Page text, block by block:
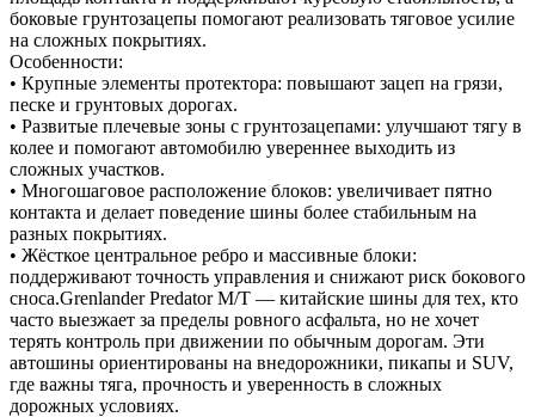
боковые грунтозацепы помогают реализовать тяговое усилие
на сложных покрытиях.
Особенности:
• Крупные элементы протектора: повышают зацеп на грязи,
песке и грунтовых дорогах.
• Развитые плечевые зоны с грунтозацепами: улучшают тягу в
колее и помогают автомобилю увереннее выходить из
сложных участков.
• Многошаговое расположение блоков: увеличивает пятно
контакта и делает поведение шины более стабильным на
разных покрытиях.
• Жёсткое центральное ребро и массивные блоки:
поддерживают точность управления и снижают риск бокового
сноса.Grenlander Predator M/T — китайские шины для тех, кто
часто выезжает за пределы ровного асфальта, но не хочет
терять контроль при движении по обычным дорогам. Эти
автошины ориентированы на внедорожники, пикапы и SUV,
где важны тяга, прочность и уверенность в сложных
дорожных условиях.